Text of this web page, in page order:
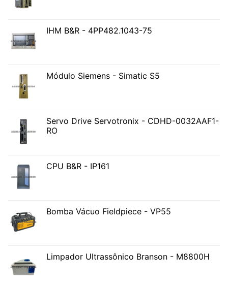
IHM B&R - 4PP482.1043-75
Módulo Siemens - Simatic S5
Servo Drive Servotronix - CDHD-0032AAF1-
RO
CPU B&R - IP161
Bomba Vácuo Fieldpiece - VP55
Limpador Ultrassônico Branson - M8800H